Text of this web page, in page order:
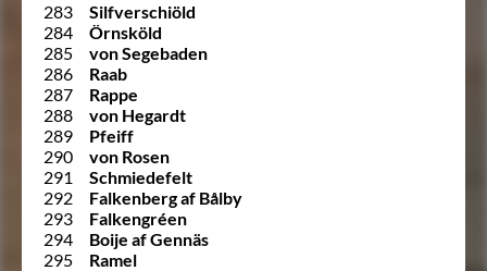
283
Silfverschiöld
284
Örnsköld
285
von Segebaden
286
Raab
287
Rappe
288
von Hegardt
289
Pfeiff
290
von Rosen
291
Schmiedefelt
292
Falkenberg af Bålby
293
Falkengréen
294
Boije af Gennäs
295
Ramel